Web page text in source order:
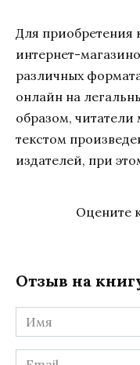
Для приобретения
интернет-
различных
онлайн на
образом,
текстом
издателей, при
Оцените
Отзыв на
Имя
*
Email